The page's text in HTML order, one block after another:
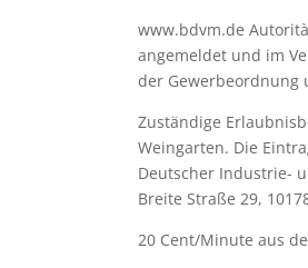
www.bdvm.de
angemeldet und im
der Gewerbeordnung
Zuständige
Weingarten. Die
Deutscher Industrie-
Breite Straße 29,
20 Cent/Minute aus